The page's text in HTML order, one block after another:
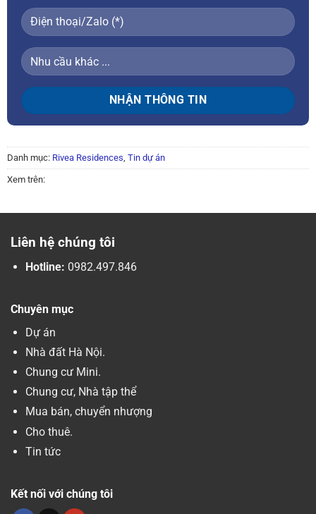
Danh mục: Rivea Residences Tin dự án
Xem trên:
Liên hệ chúng tôi
Hotline: 0982.497.846
Chuyên mục
Dự án
Nhà đất Hà Nội.
Chung cư Mini.
Chung cư, Nhà tập thể
Mua bán, chuyển nhượng
Cho thuê.
Tin tức
Kết nối với chúng tôi